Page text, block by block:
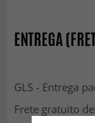
ENTREGA
GLS - Entrega
Frete gratuito